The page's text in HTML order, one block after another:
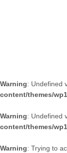
Warning: Undefined
content/themes/
Warning: Undefined
content/themes/
Warning: Trying to